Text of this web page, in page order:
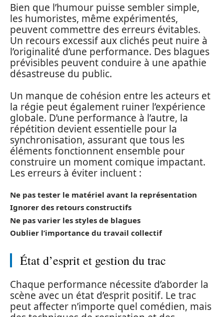
Bien que l’humour puisse sembler simple,
les humoristes, même expérimentés,
peuvent commettre des erreurs évitables.
Un recours excessif aux clichés peut nuire à
l’originalité d’une performance. Des blagues
prévisibles peuvent conduire à une apathie
désastreuse du public.
Un manque de cohésion entre les acteurs et
la régie peut également ruiner l’expérience
globale. D’une performance à l’autre, la
répétition devient essentielle pour la
synchronisation, assurant que tous les
éléments fonctionnent ensemble pour
construire un moment comique impactant.
Les erreurs à éviter incluent :
Ne pas tester le matériel avant la représentation
Ignorer des retours constructifs
Ne pas varier les styles de blagues
Oublier l’importance du travail collectif
État d’esprit et gestion du trac
Chaque performance nécessite d’aborder la
scène avec un état d’esprit positif. Le trac
peut affecter n’importe quel comédien, mais